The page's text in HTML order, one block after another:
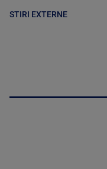
STIRI EXTERNE